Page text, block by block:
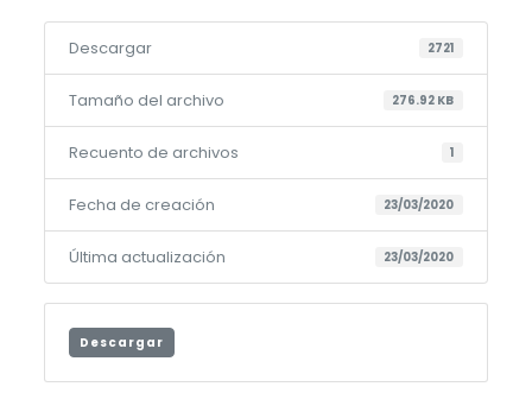
Descargar 2721
Tamaño del archivo 276.92 KB
Recuento de archivos 1
Fecha de creación 23/03/2020
Última actualización 23/03/2020
Descargar